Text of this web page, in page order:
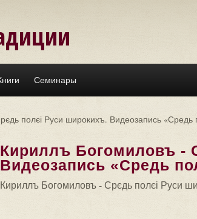
Семинары
полєі Руси широкихъ. Видеозапись «Средь
Кириллъ Богомиловъ -
Видеозапись «Средь
Кириллъ Богомиловъ - Срєдь полєі Руси